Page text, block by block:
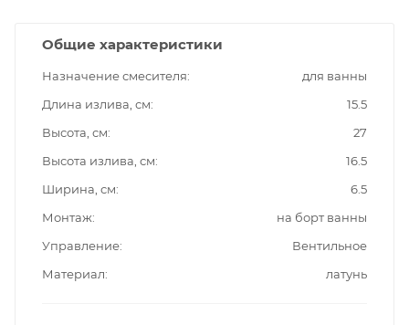
Общие характеристики
Назначение смесителя
для ванны
Длина излива, см
15.5
Высота, см
27
Высота излива, см
16.5
Ширина, см
6.5
Монтаж
на борт ванны
Управление
Вентильное
Материал
латунь